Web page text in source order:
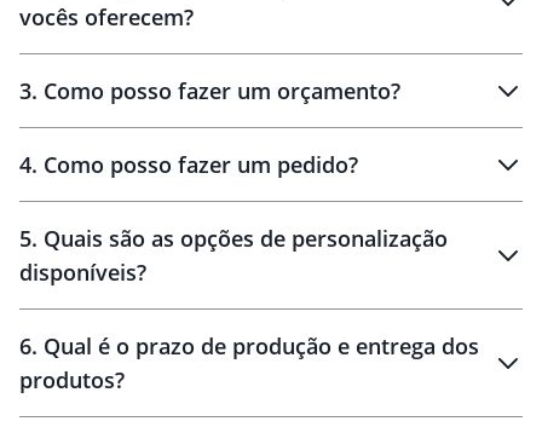
vocês oferecem?
personalizados
3. Como posso fazer um orçamento?
brinde
personalização
4. Como posso fazer um pedido?
amostra virtual
5. Quais são as opções de personalização
disponíveis?
6. Qual é o prazo de produção e entrega dos
produtos?